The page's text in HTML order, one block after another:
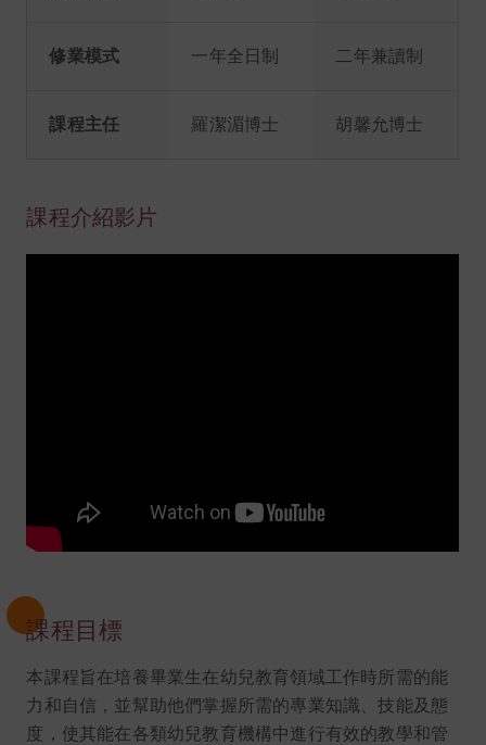
修業模式 一年全日制 二年兼讀制
課程主任 羅潔湄博士 胡馨允博士
課程介紹影片
課程目標
本課程旨在培養畢業生在幼兒教育領域工作時所需的能
力和自信，並幫助他們掌握所需的專業知識、技能及態
度，使其能在各類幼兒教育機構中進行有效的教學和管